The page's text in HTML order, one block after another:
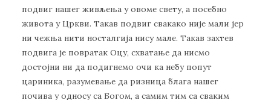
подвиг нашег живљења у овоме свету, а посебно
живота у Цркви. Такав подвиг свакако није мали јер
ни чежња нити носталгија нису мале. Такав захтев
подвига је повратак Оцу, схватање да нисмо
достојни ни да подигнемо очи ка небу попут
цариника, разумевање да ризница блага нашег
почива у односу са Богом, а самим тим са сваким